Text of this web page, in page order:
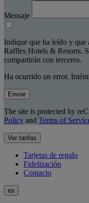
Mensaje
Indique que ha leído y que
Raffles Hotels & Resorts.
compartirán con terceros.
Ha ocurrido un error.
Enviar
The site is protected by
Policy and Terms of
Ver tarifas
Tarjetas de regalo
Fidelización
Contacto
es